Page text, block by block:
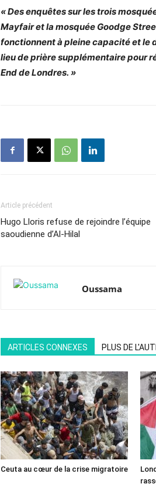
« Des enquêtes sur les trois
Mayfair et la mosquée Goodge
fonctionnent à pleine capacité et le
lieu de prière supplémentaire pour
End de Londres. »
Article précédent
Hugo Lloris refuse de rejoindre l’équipe
saoudienne d’Al-Hilal
Oussama
ARTICLES CONNEXES PLUS DE
Ceuta au cœur de la crise migratoire